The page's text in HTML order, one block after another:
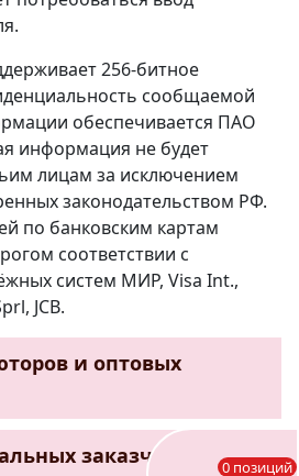
и оптовых
заказчиков 0 позиций
256-битное
сообщаемой
обеспечивается ПАО
информация не будет
лицам за исключением
законодательством РФ.
по банковским картам
соответствии с
систем МИР, Visa Int.,
JCB.